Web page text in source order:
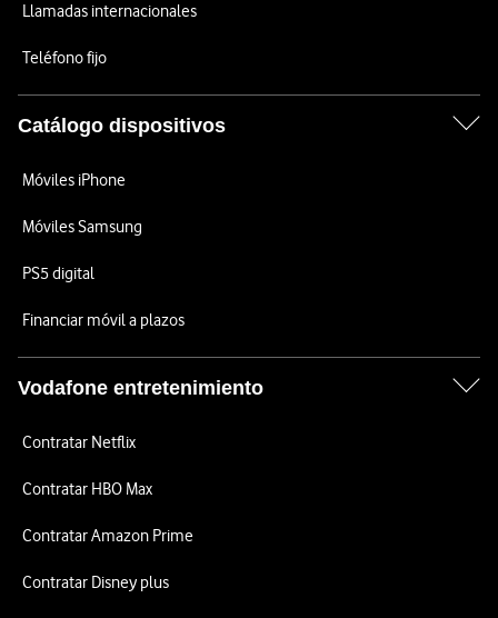
Llamadas internacionales
Teléfono fijo
Catálogo dispositivos
Móviles iPhone
Móviles Samsung
PS5 digital
Financiar móvil a plazos
Vodafone entretenimiento
Contratar Netflix
Contratar HBO Max
Contratar Amazon Prime
Contratar Disney plus